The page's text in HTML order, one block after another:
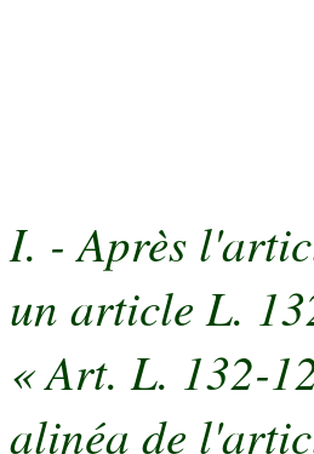
I. - Après
un article L.
« Art. L. 132-
alinéa de